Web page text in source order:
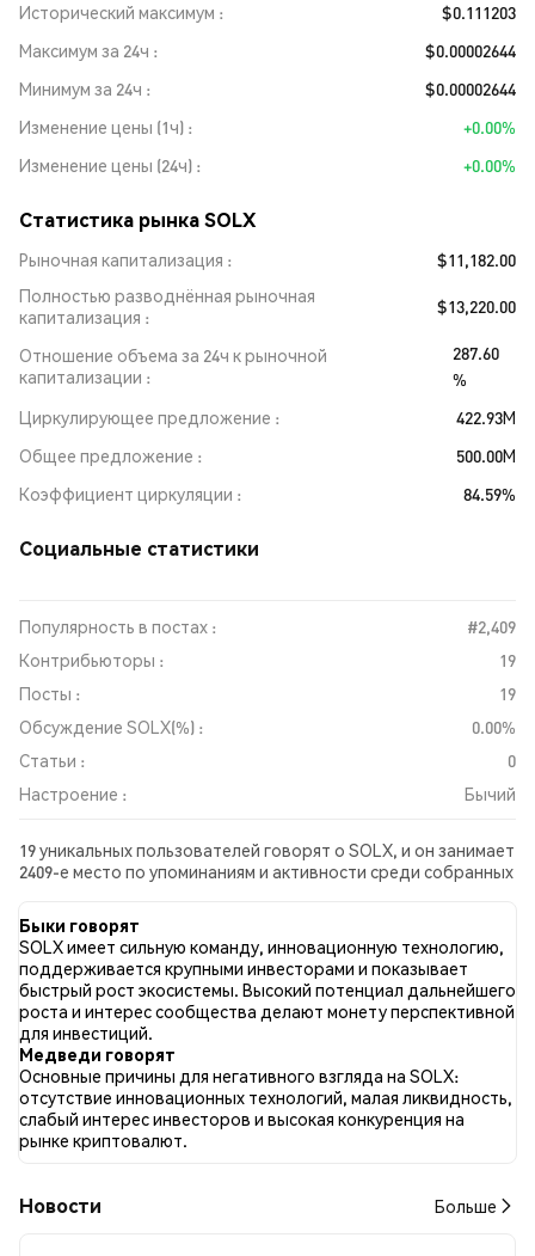
Исторический максимум
$0.111203
Максимум за 24ч
$0.00002644
Минимум за 24ч
$0.00002644
Изменение цены (1ч)
+0.00%
Изменение цены (24ч)
+0.00%
Статистика рынка SOLX
Рыночная капитализация
$11,182.00
Полностью разводнённая рыночная
капитализация
$13,220.00
Отношение объема за 24ч к рыночной
капитализации
287.60
%
Циркулирующее предложение
422.93M
Общее предложение
500.00M
Коэффициент циркуляции
84.59%
Социальные статистики
Популярность в постах :
#2,409
Контрибьюторы :
19
Посты :
19
Обсуждение SOLX(%) :
0.00%
Статьи :
0
Настроение :
Бычий
19 уникальных пользователей говорят о SOLX, и он занимает
2409-е место по упоминаниям и активности среди собранных
во всех социальных сетях было Бычий. Всего было
опубликовано 0 новостных статей о SOLX. В Twitter 79.45%
твитов имели бычий настрой по сравнению с 2.74% твитов с
медвежьим настроем по SOLX. 17.81% твитов были
нейтральными по отношению к SOLX. Эти данные основаны
на 73 твитах.
Быки говорят
SOLX имеет сильную команду, инновационную технологию,
поддерживается крупными инвесторами и показывает
быстрый рост экосистемы. Высокий потенциал дальнейшего
роста и интерес сообщества делают монету перспективной
для инвестиций.
Медведи говорят
Основные причины для негативного взгляда на SOLX:
отсутствие инновационных технологий, малая ликвидность,
слабый интерес инвесторов и высокая конкуренция на
рынке криптовалют.
Новости Больше